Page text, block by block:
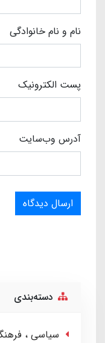
نام و نام خانوادگی
پست الکترونیک
آدرس وب‌سایت
ارسال دیدگاه
دسته‌بندی
سیاسی ،